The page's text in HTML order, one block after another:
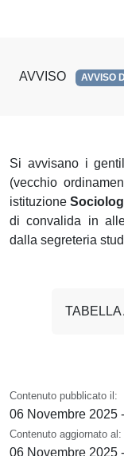
AVVISO AVVISO
Si avvisano i
(vecchio
istituzione
di convalida in
dalla segreteria
Contenuto pubblicato il:
06 Novembre 2025
Contenuto aggiornato al:
06 Novembre 2025